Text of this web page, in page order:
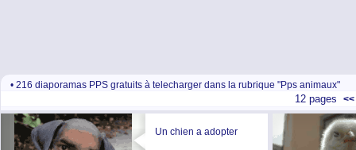
• 216 diaporamas PPS gratuits à telecharger dans la rubrique "Pps animaux"
12 pages
Un chien a adopter